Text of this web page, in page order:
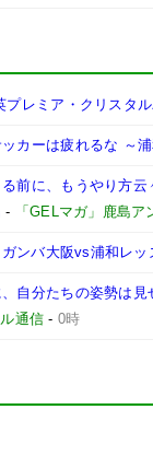
プレミア・クリスタ
カーは疲れるな ～
前に、もうやり方
- 「GELマガ」鹿島
ガンバ大阪vs浦和レ
自分たちの姿勢は
通信 - 0時